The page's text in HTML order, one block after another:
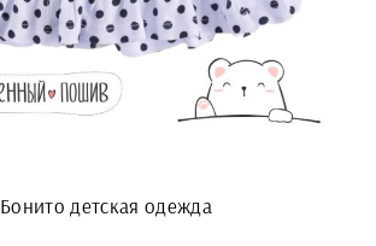
Бонито детская одежда